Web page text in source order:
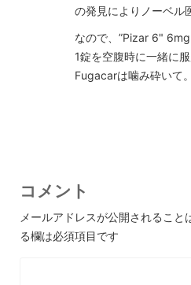
の発見によりノーベル
なので、”Pizar 6"
1錠を空腹時に一緒に
Fugacarは噛み砕いて。
コメント
メールアドレスが公開されること
る欄は必須項目です